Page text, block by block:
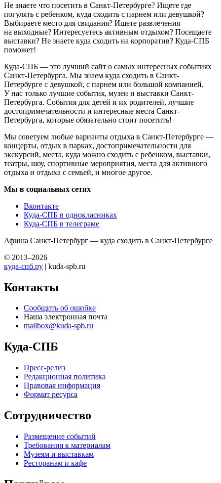
Не знаете что посетить в Санкт-Петербурге? Ищете где
погулять с ребенком, куда сходить с парнем или девушкой?
Выбираете место для свидания? Ищете развлечения
на выходные? Интересуетесь активным отдыхом? Посещаете
выставки? Не знаете куда сходить на корпоратив? Куда-СПБ
поможет!
Куда-СПБ — это лучший сайт о самых интересных событиях
Санкт-Петербурга. Мы знаем куда сходить в Санкт-
Петербурге с девушкой, с парнем или большой компанией.
У нас только лучшие события, музеи и выставки Санкт-
Петербурга. События для детей и их родителей, лучшие
достопримечательности и интересные места Санкт-
Петербурга, которые обязательно стоит посетить!
Мы советуем любые варианты отдыха в Санкт-Петербурге —
концерты, отдых в парках, достопримечательности для
экскурсий, места, куда можно сходить с ребенком, выставки,
театры, шоу, спортивные мероприятия, места для активного
отдыха и отдыха с семьей, и многое другое.
Мы в социальных сетях
Вконтакте
Куда-СПБ в однокласниках
Куда-СПБ в телеграме
Афиша Санкт-Петербург — куда сходить в Санкт-Петербурге
© 2013–2026
куда-спб.ру | kuda-spb.ru
Контакты
Сообщить об ошибке
Наша электронная почта
mailbox@kuda-spb.ru
Куда-СПБ
Пресс-релиз
Редакционная политика
Правовая информация
Формат ресурса
Сотрудничество
Размещение событий
Требования к материалам
Музеям и выставкам
Ресторанам и кафе